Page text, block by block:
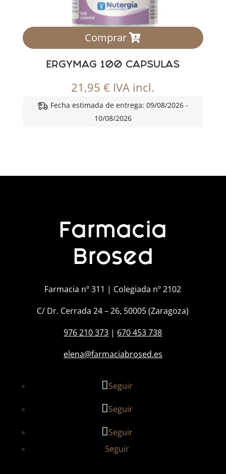
Comprar
ERGYMAG 100 CAPSULAS
21,95€ IVA incl.
Fecha estimada de entrega: 09/08/2026 -
10/08/2026
Farmacia
Brosed
Farmacia nº 311 | Colegiada nº 2102
C/ Dr. Cerrada 24 – 26, 50005 (Zaragoza)
976 210 373 | 670 453 738
elena@farmaciabrosed.es
Seguir
Seguir
Seguir
Seguir